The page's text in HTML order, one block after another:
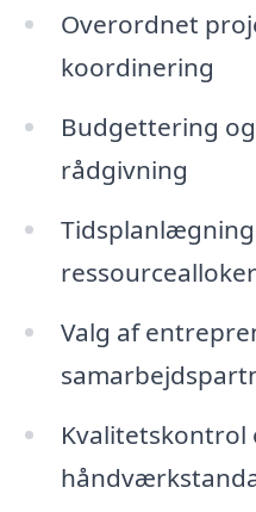
Overordnet
koordinering
Budgettering
rådgivning
Valg af
Kvalitetskontrol